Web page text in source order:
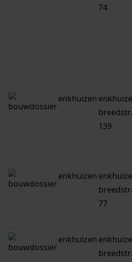
74
enkhuizen
139
enkhuizen
77
enkhuizen